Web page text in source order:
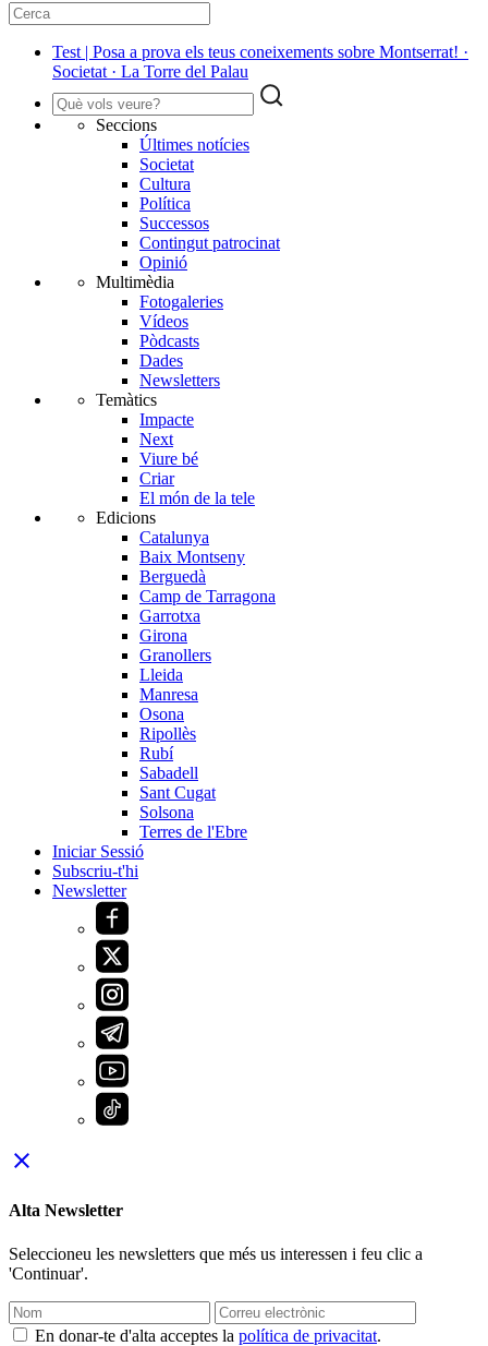
Test | Posa a prova els teus coneixements sobre Montserrat! ·
Societat · La Torre del Palau
Seccions
Últimes notícies
Societat
Cultura
Política
Successos
Contingut patrocinat
Opinió
Multimèdia
Fotogaleries
Vídeos
Pòdcasts
Dades
Newsletters
Temàtics
Impacte
Next
Viure bé
Criar
El món de la tele
Edicions
Catalunya
Baix Montseny
Berguedà
Camp de Tarragona
Garrotxa
Girona
Granollers
Lleida
Manresa
Osona
Ripollès
Rubí
Sabadell
Sant Cugat
Solsona
Terres de l'Ebre
Iniciar Sessió
Subscriu-t'hi
Newsletter
close
Alta Newsletter
Seleccioneu les newsletters que més us interessen i feu clic a
'Continuar'.
En donar-te d'alta acceptes la política de privacitat.